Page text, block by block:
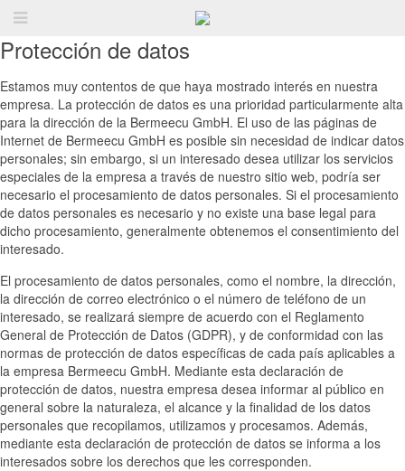
Protección de datos
Estamos muy contentos de que haya mostrado interés en nuestra
empresa. La protección de datos es una prioridad particularmente alta
para la dirección de la Bermeecu GmbH. El uso de las páginas de
Internet de Bermeecu GmbH es posible sin necesidad de indicar datos
personales; sin embargo, si un interesado desea utilizar los servicios
especiales de la empresa a través de nuestro sitio web, podría ser
necesario el procesamiento de datos personales. Si el procesamiento
de datos personales es necesario y no existe una base legal para
dicho procesamiento, generalmente obtenemos el consentimiento del
interesado.
El procesamiento de datos personales, como el nombre, la dirección,
la dirección de correo electrónico o el número de teléfono de un
interesado, se realizará siempre de acuerdo con el Reglamento
General de Protección de Datos (GDPR), y de conformidad con las
normas de protección de datos específicas de cada país aplicables a
la empresa Bermeecu GmbH. Mediante esta declaración de
protección de datos, nuestra empresa desea informar al público en
general sobre la naturaleza, el alcance y la finalidad de los datos
personales que recopilamos, utilizamos y procesamos. Además,
mediante esta declaración de protección de datos se informa a los
interesados sobre los derechos que les corresponden.